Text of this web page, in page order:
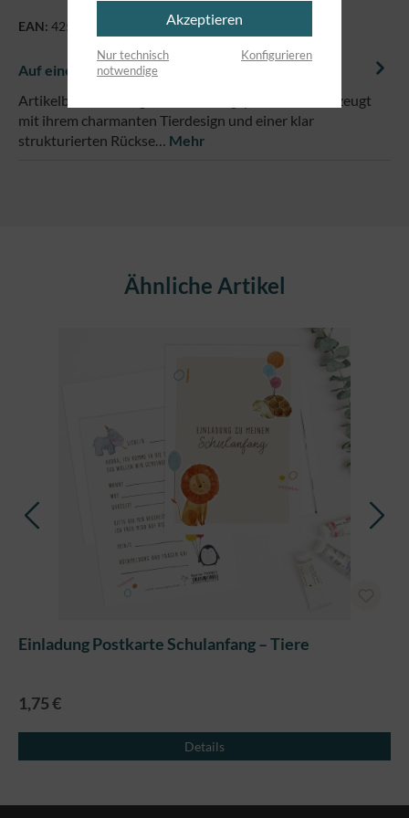
EAN: 4250479871533
Auf einem Blick
Artikelbeschreibung:Die Einladungspostkarte überzeugt
mit ihrem charmanten Tierdesign und einer klar
strukturierten Rückse… Mehr
Produktgalerie überspringenÄhnliche Artikel
Einladung Postkarte Schulanfang – Tiere
1,75 €
Details
Akzeptieren
Nur technisch
notwendige
Konfigurieren